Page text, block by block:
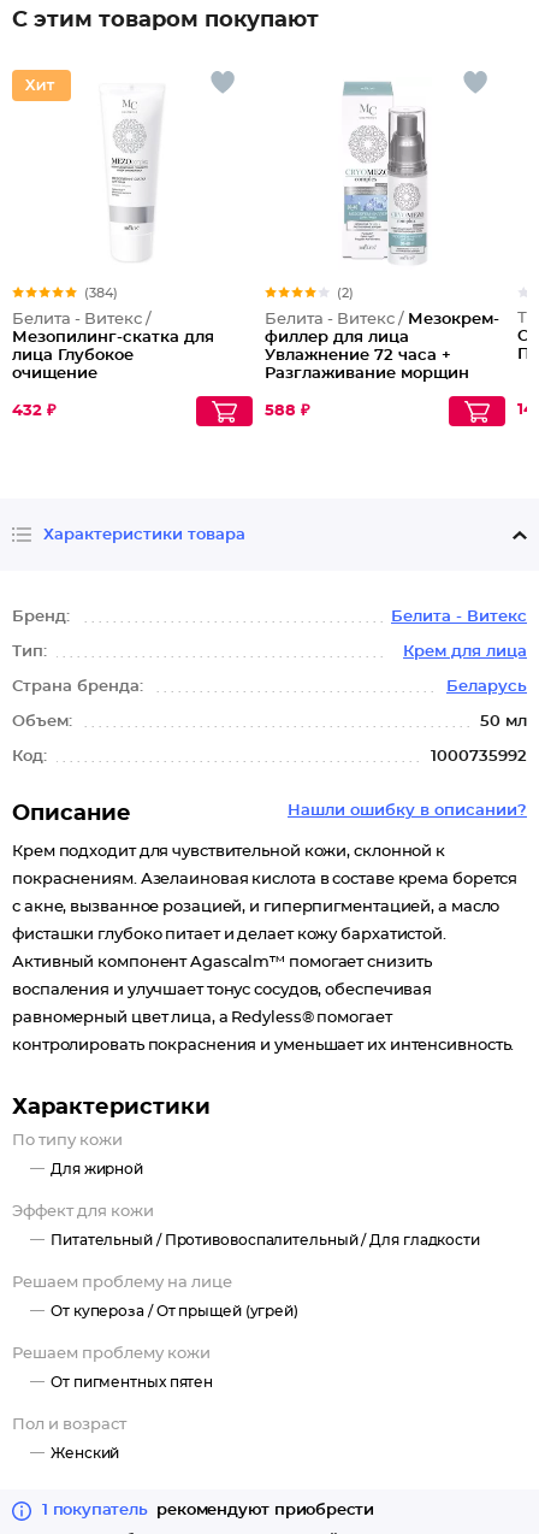
С этим товаром покупают
(384)
Белита - Витекс /
Мезопилинг-скатка для
лица Глубокое
очищение
432 ₽
(2)
Белита - Витекс / Мезокрем-
филлер для лица
Увлажнение 72 часа +
Разглаживание морщин
588 ₽
Of
Характеристики товара
Бренд: Белита - Витекс
Тип: Крем для лица
Страна бренда: Беларусь
Объем: 50 мл
Код: 1000735992
Нашли ошибку в описании?
Описание
Крем подходит для чувствительной кожи, склонной к
покраснениям. Азелаиновая кислота в составе крема борется
с акне, вызванное розацией, и гиперпигментацией, а масло
фисташки глубоко питает и делает кожу бархатистой.
Активный компонент Agascalm™ помогает снизить
воспаления и улучшает тонус сосудов, обеспечивая
равномерный цвет лица, а Redyless® помогает
контролировать покраснения и уменьшает их интенсивность.
Характеристики
По типу кожи
Для жирной
Эффект для кожи
Питательный / Противовоспалительный / Для гладкости
Решаем проблему на лице
От купероза /От прыщей (угрей)
Решаем проблему кожи
От пигментных пятен
Пол и возраст
Женский
1 покупатель
рекомендуют приобрести